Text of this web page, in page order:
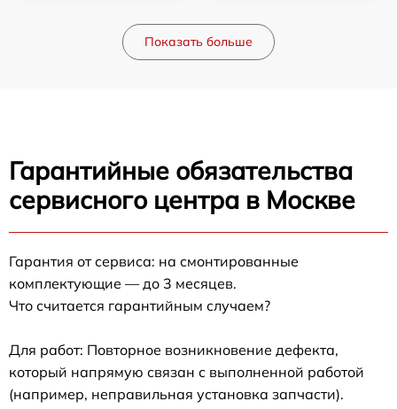
Показать больше
Гарантийные обязательства
сервисного центра в Москве
Гарантия от сервиса: на смонтированные
комплектующие — до 3 месяцев.
Что считается гарантийным случаем?
Для работ: Повторное возникновение дефекта,
который напрямую связан с выполненной работой
(например, неправильная установка запчасти).